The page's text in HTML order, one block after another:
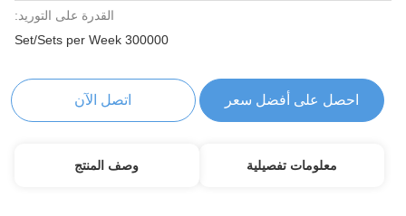
القدرة على التوريد:
300000 Set/Sets per Week
احصل على أفضل سعر اتصل الآن
معلومات تفصيلية وصف المنتج